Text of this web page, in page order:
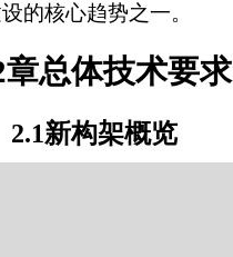
的核心趋势之一。
章总体技术要求
2.1新构架概览